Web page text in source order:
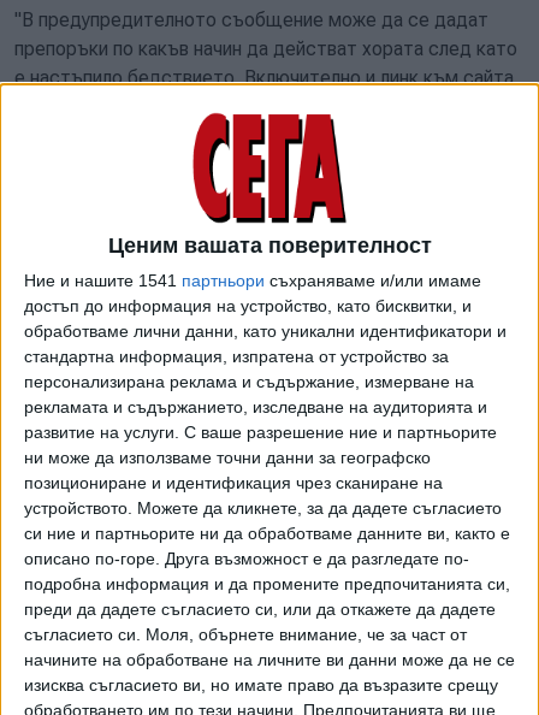
Ценим вашата поверителност
Ние и нашите 1541 партньори съхраняваме и/или имаме
достъп до информация на устройство, като бисквитки, и
обработваме лични данни, като уникални идентификатори и
стандартна информация, изпратена от устройство за
персонализирана реклама и съдържание, измерване на
рекламата и съдържанието, изследване на аудиторията и
развитие на услуги. С ваше разрешение ние и партньорите
ни може да използваме точни данни за географско
позициониране и идентификация чрез сканиране на
устройството. Можете да кликнете, за да дадете съгласието
си ние и партньорите ни да обработваме данните ви, както е
описано по-горе. Друга възможност е да разгледате по-
подробна информация и да промените предпочитанията си,
преди да дадете съгласието си, или да откажете да дадете
съгласието си.
Моля, обърнете внимание, че за част от
начините на обработване на личните ви данни може да не се
изисква съгласието ви, но имате право да възразите срещу
обработването им по тези начини. Предпочитанията ви ще
"В предупредителното съобщение може да се дадат
препоръки по какъв начин да действат хората след като
е настъпило бедствието. Включително и линк към сайта,
трябва да се всява, взема се бързо решението и
разпространението на съобщението става бързо. Ако е
включен телефона и е свързан с клетките на оператора,
хората ще получат съобщение. Част от по-старите
телефони с по-стари операционни системи няма да
получат съобщение", допълни Джартов.
Днес на територията на област Габрово ще се проведе
първият тест на системата й.
В продължение на половин час - от 12.00 до 12.30 ч., ще
бъде излъчвано съобщение, съпроводено от
специфичен звук и вибрация, дори при активиран тих
(безшумен) режим.
Тестовете се извършват за проверка на техническата
годност преди въвеждане в експлоатация на системата.
Създаден е план-график на регионален принцип.
Ето и графикът, по който BG-ALERT ще направи проверка
на системата, чрез изпращане на съобщения от 12.00 до
12.30 ч.